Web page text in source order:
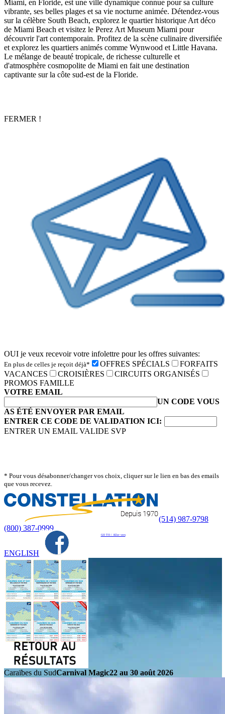
Miami, en Floride, est une ville dynamique connue pour sa culture
vibrante, ses belles plages et sa vie nocturne animée. Détendez-vous
sur la célèbre South Beach, explorez le quartier historique Art déco
de Miami Beach et visitez le Perez Art Museum Miami pour
découvrir l'art contemporain. Profitez de la scène culinaire diversifiée
et explorez les quartiers animés comme Wynwood et Little Havana.
Le mélange de beauté tropicale, de richesse culturelle et
d'atmosphère cosmopolite de Miami en fait une destination
captivante sur la côte sud-est de la Floride.
FERMER !
OUI je veux recevoir votre infolettre pour les offres suivantes:
En plus de celles je reçoit déjà* OFFRES SPÉCIALS
FORFAITS
VACANCES
CROISIÈRES
CIRCUITS ORGANISÉS
PROMOS FAMILLE
VOTRE EMAIL
UN CODE VOUS
AS ÉTÉ ENVOYER PAR EMAIL
ENTRER CE CODE DE VALIDATION ICI:
ENTRER UN EMAIL VALIDE SVP
* Pour vous désabonner/changer vos choix, cliquer sur le lien en bas des emails
que vous recevez.
(514) 987-9798
(800) 387-0999
GO TO / Aller vers
ENGLISH
Caraïbes du SudCarnival Magic22 au 30 août 2026